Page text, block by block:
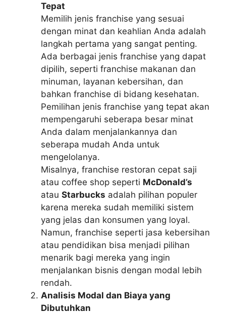
Tepat
Memilih jenis franchise yang sesuai
dengan minat dan keahlian Anda adalah
langkah pertama yang sangat penting.
Ada berbagai jenis franchise yang dapat
dipilih, seperti franchise makanan dan
minuman, layanan kebersihan, dan
bahkan franchise di bidang kesehatan.
Pemilihan jenis franchise yang tepat akan
mempengaruhi seberapa besar minat
Anda dalam menjalankannya dan
seberapa mudah Anda untuk
mengelolanya.
Misalnya, franchise restoran cepat saji
atau coffee shop seperti McDonald’s
atau Starbucks adalah pilihan populer
karena mereka sudah memiliki sistem
yang jelas dan konsumen yang loyal.
Namun, franchise seperti jasa kebersihan
atau pendidikan bisa menjadi pilihan
menarik bagi mereka yang ingin
menjalankan bisnis dengan modal lebih
rendah.
Analisis Modal dan Biaya yang
Dibutuhkan